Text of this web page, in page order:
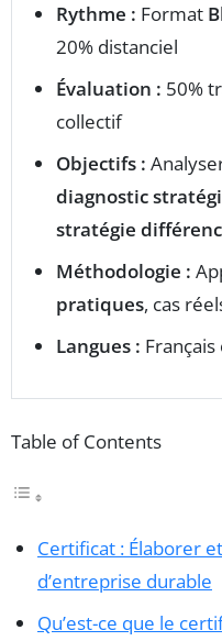
Rythme : Format
20% distanciel
Évaluation : 50%
collectif
Objectifs :
diagnostic
stratégie
Méthodologie :
pratiques, cas
Langues : Français
Table of Contents
Certificat : Élaborer
d’entreprise durable
Qu’est-ce que le